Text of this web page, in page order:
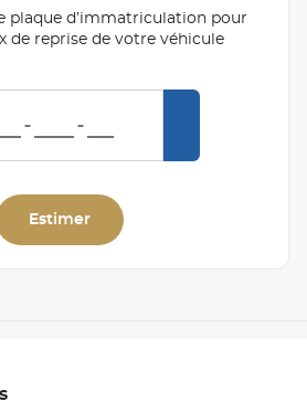
plaque d’immatriculation pour
de reprise de votre véhicule
Estimer